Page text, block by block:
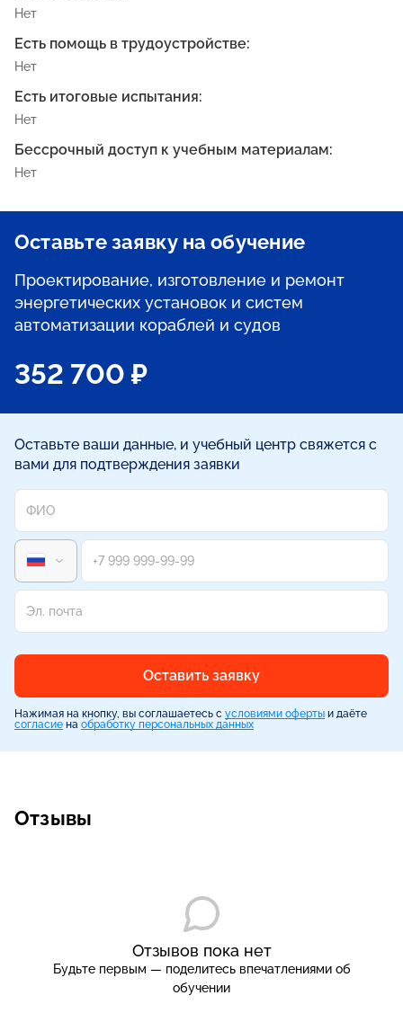
Нет
Есть помощь в трудоустройстве:
Нет
Есть итоговые испытания:
Нет
Бессрочный доступ к учебным материалам:
Нет
Оставьте заявку на обучение
Проектирование, изготовление и ремонт
энергетических установок и систем
автоматизации кораблей и судов
352 700 ₽
Оставьте ваши данные, и учебный центр свяжется с
вами для подтверждения заявки
Оставить заявку
Нажимая на кнопку, вы соглашаетесь с условиями оферты и даёте
согласие на обработку персональных данных
Отзывы
Отзывов пока нет
Будьте первым — поделитесь впечатлениями об
обучении